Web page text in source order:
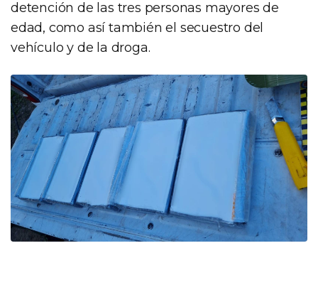
detención de las tres personas mayores de
edad, como así también el secuestro del
vehículo y de la droga.